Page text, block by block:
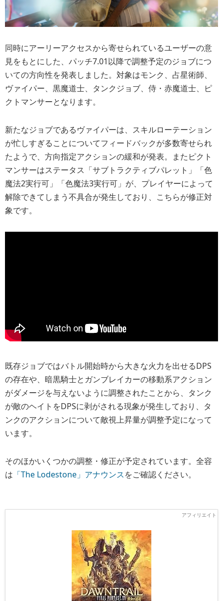
同時にアーリーアクセスから寄せられているユーザーの意
見をもとにした、パッチ7.01以降で調整予定のジョブにつ
いての方向性を発表しました。 対象はモンク、占星術師、
ヴァイパー、黒魔道士、タンクジョブ、侍・赤魔道士、ピ
クトマンサーとなります。
新たなジョブであるヴァイパーは、スキルローテーション
が忙しすぎることについてフィードバックが多数寄せられ
たようで、方向指定アクションの緩和が発表。またピクト
マンサーはステータス「サブトラクティブパレット」「色
魔法2実行可」「色魔法3実行可」が、プレイヤーによって
解除できてしまう不具合が発生しており、こちらが修正対
象です。
既存ジョブではバトル開始時から大きな火力を出せるDPS
の存在や、暗黒騎士とガンブレイカーの移動系アクション
がダメージを与えないように調整されたことから、タンク
が敵のヘイトをDPSに剥がされる現象が発生しており、タ
ンクのアクションについて敵視上昇量が調整予定になって
います。
そのほかいくつかの調整・修正が予定されています。全容
は 「The Lodestone」アナウンスをご確認ください。